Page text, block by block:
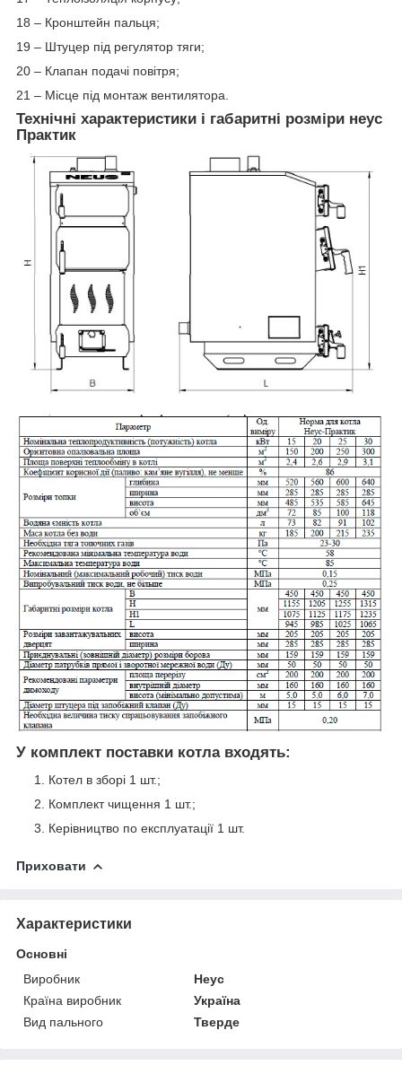
18 – Кронштейн пальця;
19 – Штуцер під регулятор тяги;
20 – Клапан подачі повітря;
21 – Місце під монтаж вентилятора.
Технічні характеристики і габаритні розміри неус
Практик
У комплект поставки котла входять:
Котел в зборі 1 шт.;
Комплект чищення 1 шт.;
Керівництво по експлуатації 1 шт.
Приховати
Характеристики
Основні
Виробник
Неус
Країна виробник
Україна
Вид пального
Тверде